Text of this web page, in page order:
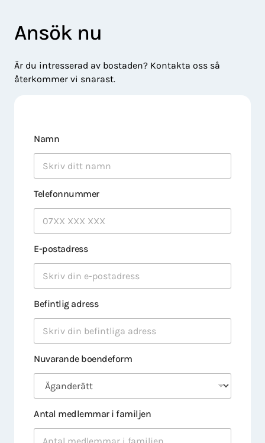
Ansök nu
Är du intresserad av bostaden? Kontakta oss så
återkommer vi snarast.
Namn
Telefonnummer
E-postadress
Befintlig adress
Nuvarande boendeform
Antal medlemmar i familjen